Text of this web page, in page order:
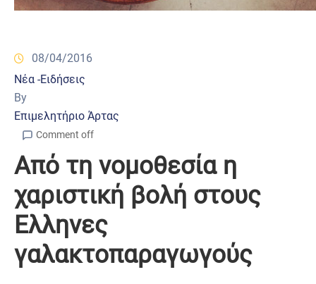
08/04/2016
Νέα -Ειδήσεις
By
Επιμελητήριο Άρτας
Comment off
Από τη νομοθεσία η
χαριστική βολή στους
Ελληνες
γαλακτοπαραγωγούς